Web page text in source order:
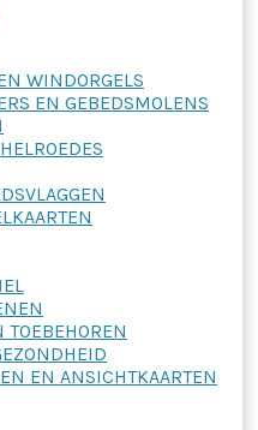
WINDORGELS
EN GEBEDSMOLENS
EN ANSICHTKAARTEN